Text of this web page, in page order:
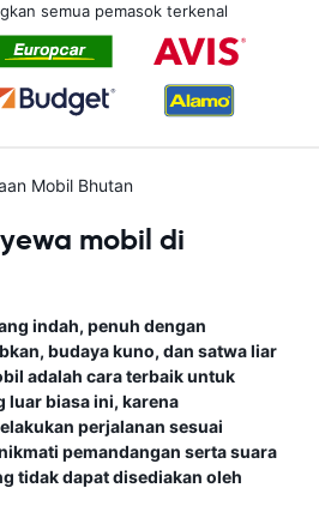
semua pemasok terkenal
Mobil Bhutan
mobil di
indah, penuh dengan
budaya kuno, dan satwa liar
adalah cara terbaik untuk
luar biasa ini, karena
perjalanan sesuai
pemandangan serta suara
tidak dapat disediakan oleh